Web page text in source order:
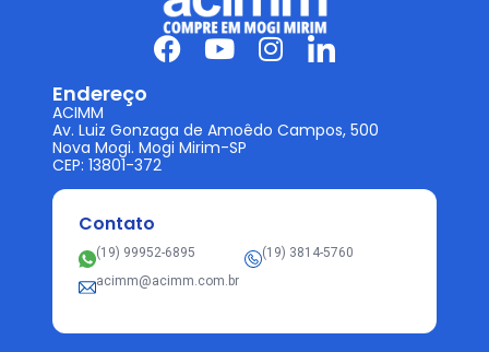
Endereço
ACIMM
Av. Luiz Gonzaga de Amoêdo Campos, 500
Nova Mogi. Mogi Mirim-SP
CEP: 13801-372
Contato
(19) 99952-6895
(19) 3814-5760
acimm@acimm.com.br